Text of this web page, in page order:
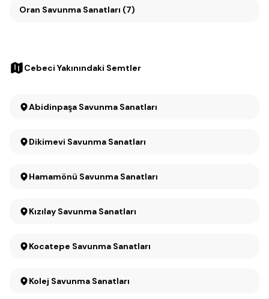
Oran Savunma Sanatları (7)
Cebeci Yakınındaki Semtler
Abidinpaşa Savunma Sanatları
Dikimevi Savunma Sanatları
Hamamönü Savunma Sanatları
Kızılay Savunma Sanatları
Kocatepe Savunma Sanatları
Kolej Savunma Sanatları